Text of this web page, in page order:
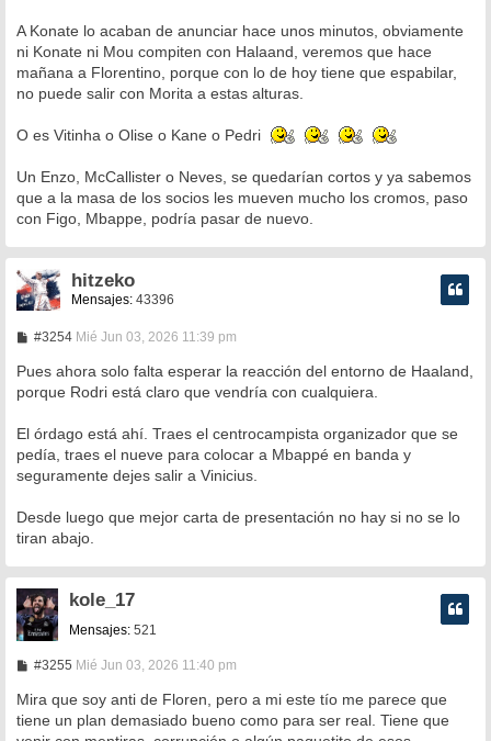
A Konate lo acaban de anunciar hace unos minutos, obviamente
ni Konate ni Mou compiten con Halaand, veremos que hace
mañana a Florentino, porque con lo de hoy tiene que espabilar,
no puede salir con Morita a estas alturas.
O es Vitinha o Olise o Kane o Pedri
Un Enzo, McCallister o Neves, se quedarían cortos y ya sabemos
que a la masa de los socios les mueven mucho los cromos, paso
con Figo, Mbappe, podría pasar de nuevo.
hitzeko
Mensajes: 43396
#3254M
n
a
e
Mié Jun 03, 2026 11:39 pm
Pues ahora solo falta esperar la reacción del entorno de Haaland,
porque Rodri está claro que vendría con cualquiera.
El órdago está ahí. Traes el centrocampista organizador que se
pedía, traes el nueve para colocar a Mbappé en banda y
seguramente dejes salir a Vinicius.
Desde luego que mejor carta de presentación no hay si no se lo
tiran abajo.
kole_17
Mensajes: 521
#3255M
n
a
Mié Jun 03, 2026 11:40 pm
Mira que soy anti de Floren, pero a mi este tío me parece que
tiene un plan demasiado bueno como para ser real. Tiene que